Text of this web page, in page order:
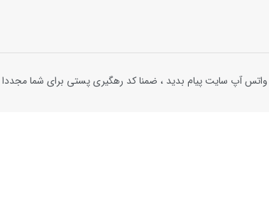
آپ سایت پیام بدید ، ضمنا کد رهگیری پستی برای شما